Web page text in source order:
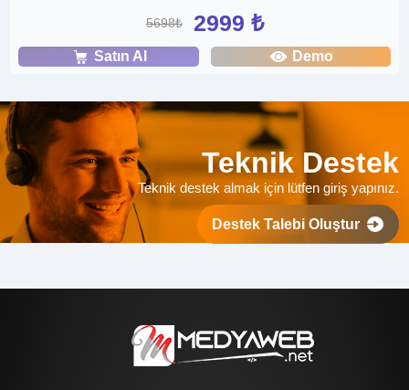
5698₺ 2999 ₺
Satın Al Demo
Teknik Destek
Teknik destek almak için lütfen giriş yapınız.
Destek Talebi Oluştur